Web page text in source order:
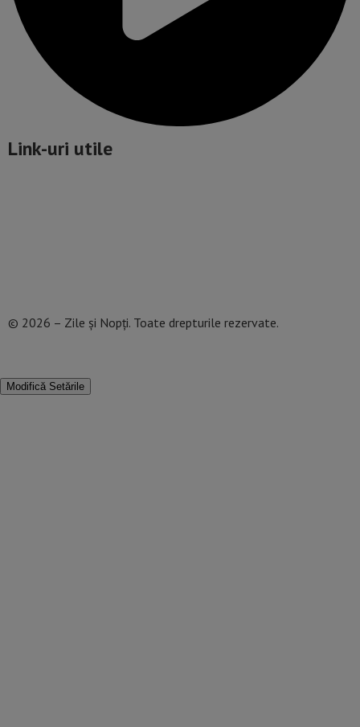
Link-uri utile
© 2026 – Zile și Nopți. Toate drepturile rezervate.
Modifică Setările